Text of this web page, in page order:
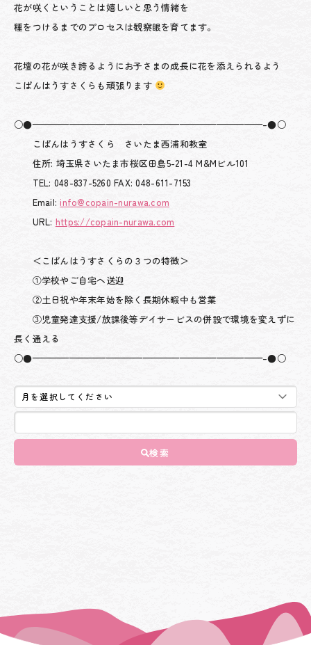
花が咲くということは嬉しいと思う情緒を
種をつけるまでのプロセスは観察眼を育てます。
花壇の花が咲き誇るようにお子さまの成長に花を添えられるよう
こぱんはうすさくらも頑張ります
○●—————————————————————————–●○
こぱんはうすさくら さいたま西浦和教室
住所: 埼玉県さいたま市桜区田島5-21-4 M&Mビル101
TEL: 048-837-5260 FAX: 048-611-7153
Email:info@copain-nurawa.com
URL: https://copain-nurawa.com
＜こぱんはうすさくらの３つの特徴＞
①学校やご自宅へ送迎
②土日祝や年末年始を除く長期休暇中も営業
③児童発達支援/放課後等デイサービスの併設で環境を変えずに
長く通える
○●—————————————————————————–●○
検索